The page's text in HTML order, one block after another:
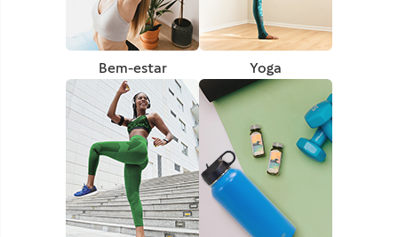
Bem-estar Yoga